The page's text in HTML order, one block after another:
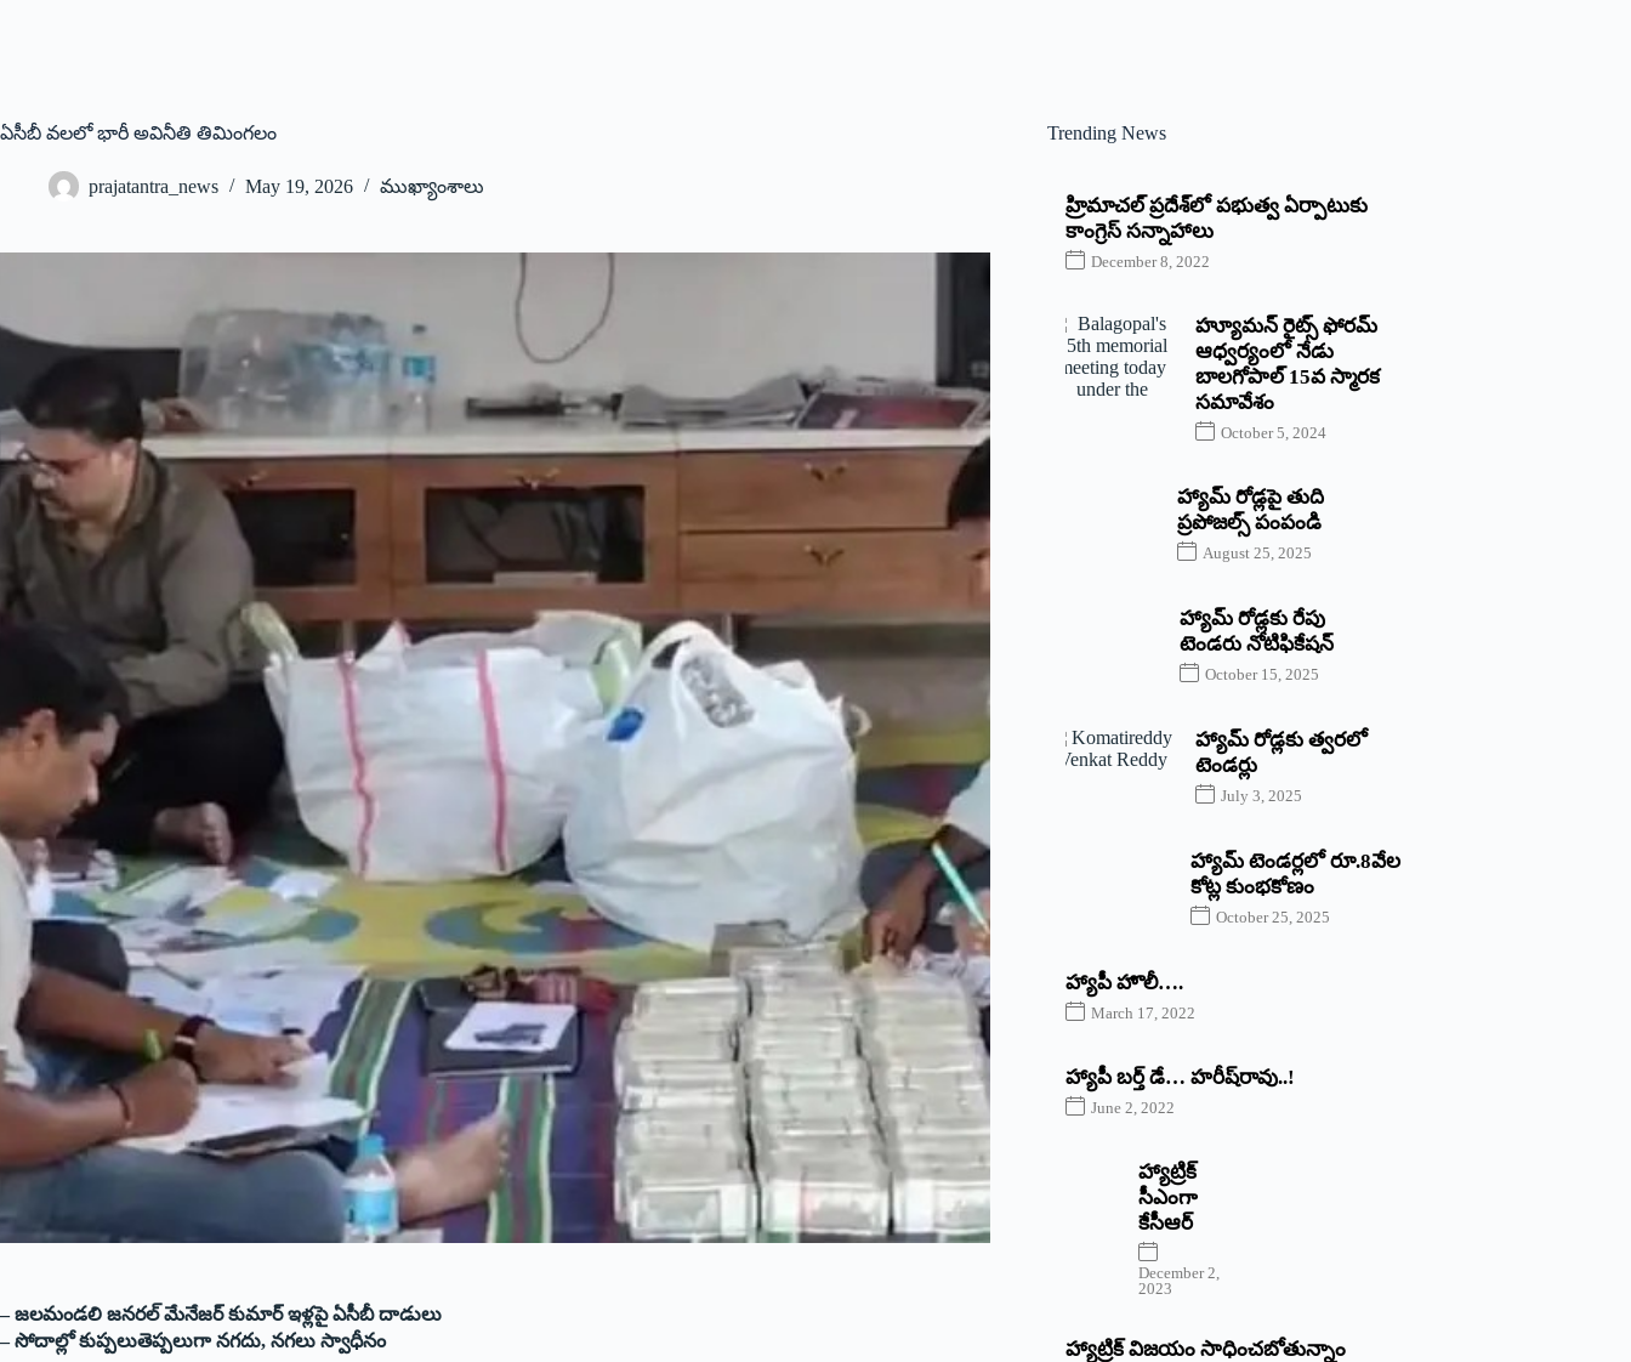
ఏసీబీ వ‌ల‌లో భారీ అవినీతి తిమింగలం
prajatantra_news May 19, 2026 ముఖ్యాంశాలు
– జలమండలి జనరల్ మేనేజర్ కుమార్ ఇళ్లపై ఏసీబీ దాడులు
– సోదాల్లో కుప్పలుతెప్పలుగా నగదు, నగలు స్వాధీనం
Trending News
‌హ్రిమాచల్‌ ‌ప్రదేశ్‌లో పభుత్వ ఏర్పాటుకు
కాంగ్రెస్‌ ‌సన్నాహాలు
December 8, 2022
హ్యూమన్‌ రైట్స్‌ ఫోరమ్‌
ఆధ్వర్యంలో నేడు
బాలగోపాల్‌ 15వ స్మారక
సమావేశం
October 5, 2024
హ్యామ్‌ రోడ్లపై తుది
ప్రపోజల్స్‌ పంపండి
August 25, 2025
హ్యామ్‌ రోడ్లకు రేపు
టెండరు నోటిఫికేషన్‌
October 15, 2025
హ్యామ్‌ రోడ్లకు త్వరలో
టెండర్లు
July 3, 2025
హ్యామ్‌ ‌టెండర్లలో రూ.8వేల
కోట్ల కుంభకోణం
October 25, 2025
హ్యాపీ హొలీ….
March 17, 2022
హ్యాపీ బర్త్ ‌డే… హరీష్‌రావు..!
June 2, 2022
హ్యాట్రిక్‌
‌సీఎంగా
కేసీఆర్‌
December 2,
2023
హ్యాట్రిక్‌ విజయం సాధించబోతున్నాం